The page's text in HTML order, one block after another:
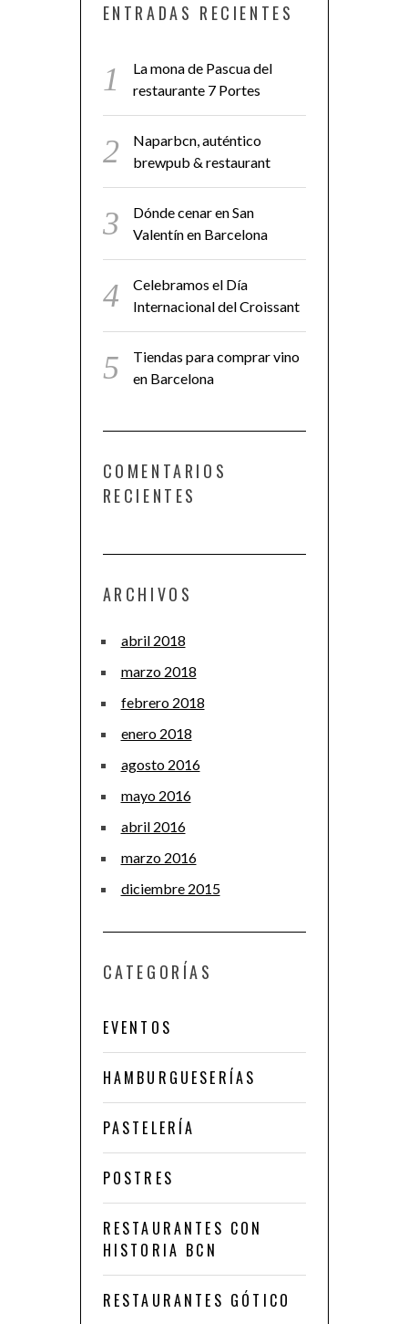
ENTRADAS RECIENTES
La mona de Pascua del
restaurante 7 Portes
Naparbcn, auténtico
brewpub & restaurant
Dónde cenar en San
Valentín en Barcelona
Celebramos el Día
Internacional del Croissant
Tiendas para comprar vino
en Barcelona
COMENTARIOS
RECIENTES
ARCHIVOS
abril 2018
marzo 2018
febrero 2018
enero 2018
agosto 2016
mayo 2016
abril 2016
marzo 2016
diciembre 2015
CATEGORÍAS
EVENTOS
HAMBURGUESERÍAS
PASTELERÍA
POSTRES
RESTAURANTES CON
HISTORIA BCN
RESTAURANTES GÓTICO